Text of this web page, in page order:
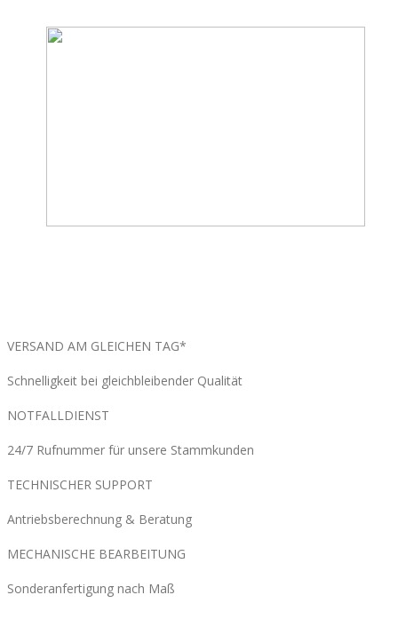
VERSAND AM GLEICHEN TAG*
Schnelligkeit bei gleichbleibender Qualität
NOTFALLDIENST
24/7 Rufnummer für unsere Stammkunden
TECHNISCHER SUPPORT
Antriebsberechnung & Beratung
MECHANISCHE BEARBEITUNG
Sonderanfertigung nach Maß